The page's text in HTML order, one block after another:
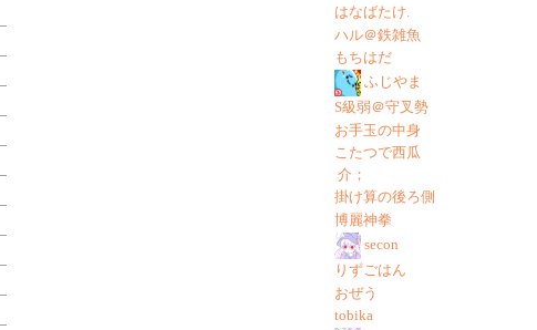
はなばたけ.
ハル＠鉄雑魚
もちはだ
ふじやま
S級弱＠守叉勢
お手玉の中身
こたつで西瓜
介；
掛け算の後ろ側
博麗神拳
secon
りずごはん
おぜう
tobika